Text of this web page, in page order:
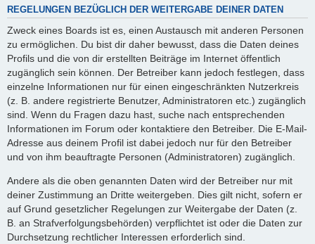
REGELUNGEN BEZÜGLICH DER WEITERGABE DEINER DATEN
Zweck eines Boards ist es, einen Austausch mit anderen Personen
zu ermöglichen. Du bist dir daher bewusst, dass die Daten deines
Profils und die von dir erstellten Beiträge im Internet öffentlich
zugänglich sein können. Der Betreiber kann jedoch festlegen, dass
einzelne Informationen nur für einen eingeschränkten Nutzerkreis
(z. B. andere registrierte Benutzer, Administratoren etc.) zugänglich
sind. Wenn du Fragen dazu hast, suche nach entsprechenden
Informationen im Forum oder kontaktiere den Betreiber. Die E-Mail-
Adresse aus deinem Profil ist dabei jedoch nur für den Betreiber
und von ihm beauftragte Personen (Administratoren) zugänglich.
Andere als die oben genannten Daten wird der Betreiber nur mit
deiner Zustimmung an Dritte weitergeben. Dies gilt nicht, sofern er
auf Grund gesetzlicher Regelungen zur Weitergabe der Daten (z.
B. an Strafverfolgungsbehörden) verpflichtet ist oder die Daten zur
Durchsetzung rechtlicher Interessen erforderlich sind.